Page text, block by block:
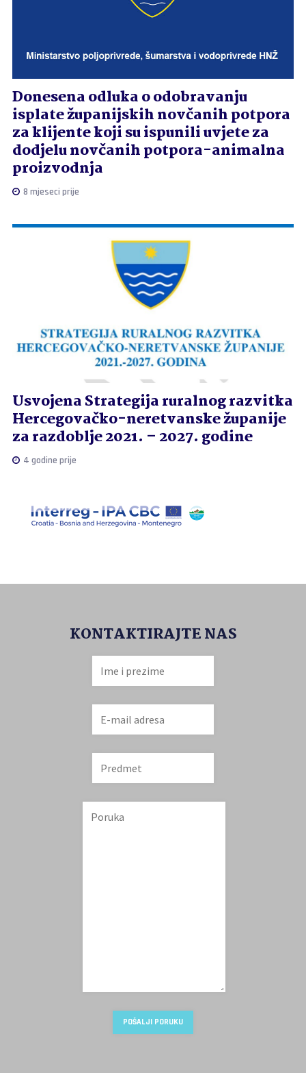
Donesena odluka o odobravanju
isplate županijskih novčanih potpora
za klijente koji su ispunili uvjete za
dodjelu novčanih potpora-animalna
proizvodnja
8 mjeseci prije
Usvojena Strategija ruralnog razvitka
Hercegovačko-neretvanske županije
za razdoblje 2021. – 2027. godine
4 godine prije
KONTAKTIRAJTE NAS